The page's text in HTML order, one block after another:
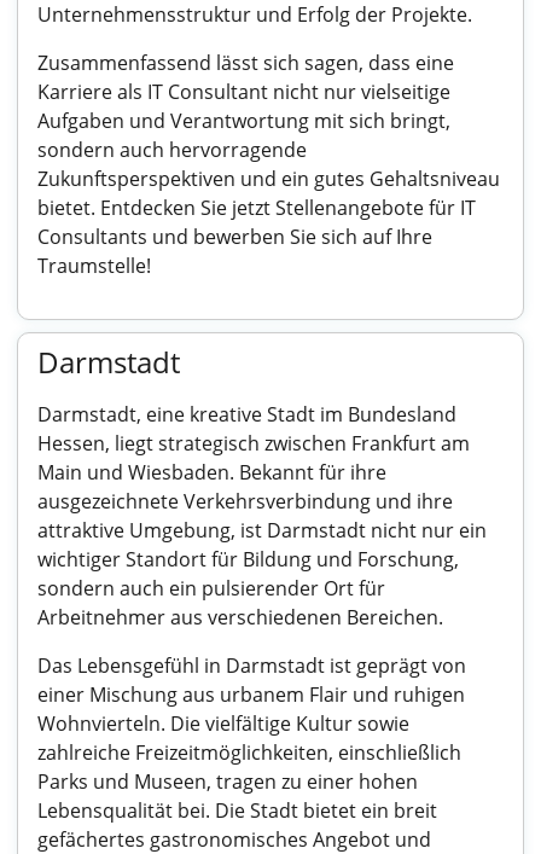
Unternehmensstruktur und Erfolg der Projekte.
Zusammenfassend lässt sich sagen, dass eine
Karriere als IT Consultant nicht nur vielseitige
Aufgaben und Verantwortung mit sich bringt,
sondern auch hervorragende
Zukunftsperspektiven und ein gutes Gehaltsniveau
bietet. Entdecken Sie jetzt Stellenangebote für IT
Consultants und bewerben Sie sich auf Ihre
Traumstelle!
Darmstadt
Darmstadt, eine kreative Stadt im Bundesland
Hessen, liegt strategisch zwischen Frankfurt am
Main und Wiesbaden. Bekannt für ihre
ausgezeichnete Verkehrsverbindung und ihre
attraktive Umgebung, ist Darmstadt nicht nur ein
wichtiger Standort für Bildung und Forschung,
sondern auch ein pulsierender Ort für
Arbeitnehmer aus verschiedenen Bereichen.
Das Lebensgefühl in Darmstadt ist geprägt von
einer Mischung aus urbanem Flair und ruhigen
Wohnvierteln. Die vielfältige Kultur sowie
zahlreiche Freizeitmöglichkeiten, einschließlich
Parks und Museen, tragen zu einer hohen
Lebensqualität bei. Die Stadt bietet ein breit
gefächertes gastronomisches Angebot und